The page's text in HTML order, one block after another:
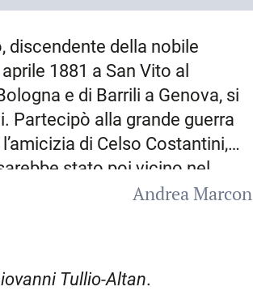
discendente della nobile
1881 a San Vito al
e di Barrili a Genova, si
Partecipò alla grande guerra
di Celso Costantini,
stato poi vicino nel
soggiornò due anni. Il
poetica e di scrittore
l’8 giugno 1979. Oltre a
Andrea Marcon
Tullio-Altan.